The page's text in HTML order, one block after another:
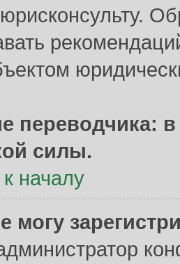
переводчика:
силы.
началу
могу